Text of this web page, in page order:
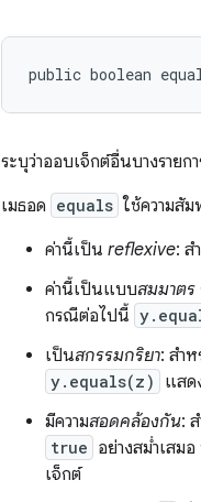
public boolean
ระบุว่าออบเจ็กต์อื่นบางราย
เมธอด equals ใช้ความสั
ค่านี้เป็น reflexive: ส
ค่านี้เป็นแบบสมมาตร
กรณีต่อไปนี้
เป็นสกรรมกริยา: สำห
y.equals(z) แสด
มีความสอดคล้องกัน:
true อย่างสม่ำเสม
เจ็กต์